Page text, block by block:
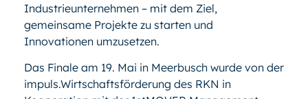
Industrieunternehmen – mit dem Ziel,
gemeinsame Projekte zu starten und
Innovationen umzusetzen.
Das Finale am 19. Mai in Meerbusch wurde von der
impuls.Wirtschaftsförderung des RKN in